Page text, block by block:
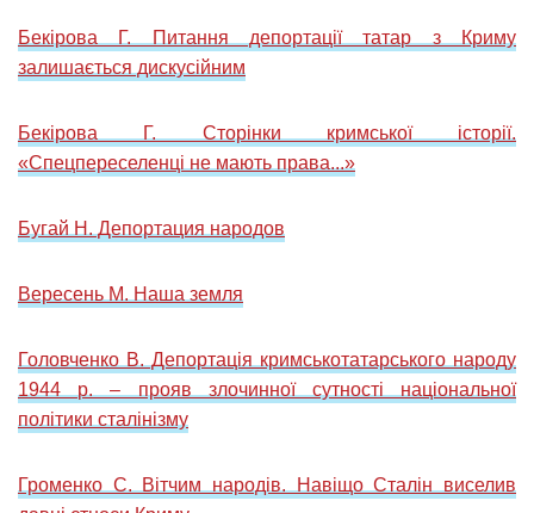
Бекірова Г. Питання депортації татар з Криму
залишається дискусійним
Бекірова Г. Сторінки кримської історії.
«Спецпереселенці не мають права...»
Бугай Н. Депортация народов
Вересень М. Наша земля
Головченко В. Депортація кримськотатарського народу
1944 р. – прояв злочинної сутності національної
політики сталінізму
Громенко С. Вітчим народів. Навіщо Сталін виселив